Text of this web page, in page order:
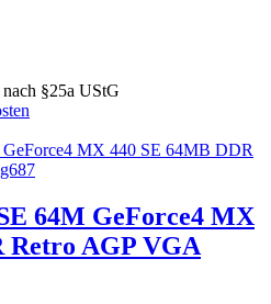
§25a UStG
64M GeForce4 MX
Retro AGP VGA